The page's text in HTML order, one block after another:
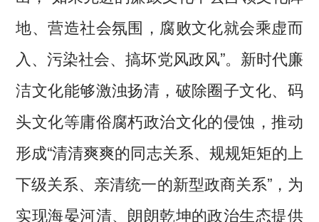
地、营造社会氛围，腐败文化就会乘虚而
入、污染社会、搞坏党风政风”。新时代廉
洁文化能够激浊扬清，破除圈子文化、码
头文化等庸俗腐朽政治文化的侵蚀，推动
形成“清清爽爽的同志关系、规规矩矩的上
下级关系、亲清统一的新型政商关系”，为
实现海晏河清、朗朗乾坤的政治生态提供